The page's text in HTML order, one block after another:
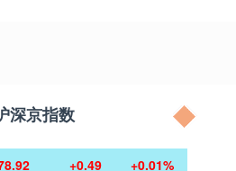
深京指数
+0.49 +0.01%